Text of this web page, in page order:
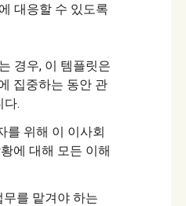
대응할 수 있도록
경우, 이 템플릿은
집중하는 동안 관
다.
를 위해 이 이사회
에 대해 모든 이해
를 맡겨야 하는